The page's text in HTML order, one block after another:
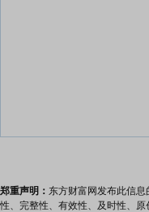
郑重声明： 东方财富网发布此信
性、完整性、有效性、及时性、